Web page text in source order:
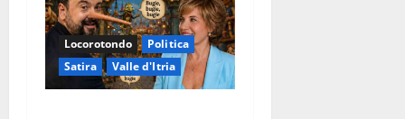
Locorotondo
Politica
Satira
Valle d'Itria